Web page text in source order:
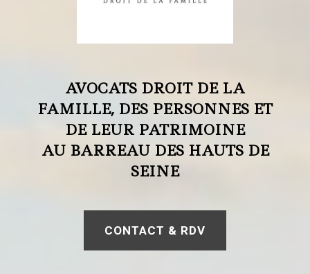
AVOCATS DROIT DE LA
FAMILLE, DES PERSONNES ET
DE LEUR PATRIMOINE
AU BARREAU DES HAUTS DE
SEINE
CONTACT & RDV